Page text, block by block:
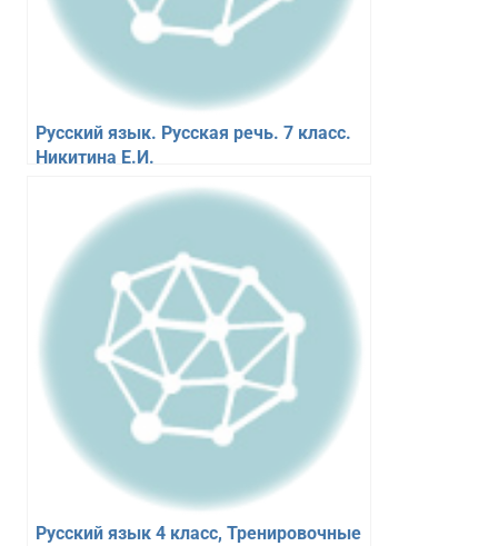
Русский язык. Русская речь. 7 класс.
Никитина Е.И.
Русский язык 4 класс, Тренировочные